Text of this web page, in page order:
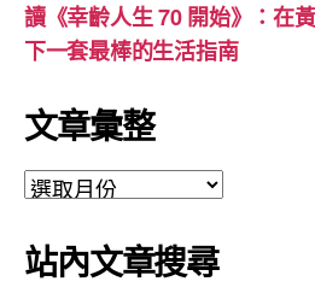
讀《幸齡人生 70 開始》：在
下一套最棒的生活指南
文章彙整
文
彙
整
站內文章搜尋